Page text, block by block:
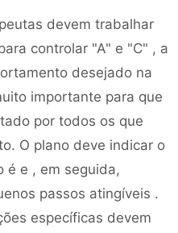
devem trabalhar
controlar "A" e "C" , a
desejado na
importante para que
por todos os que
O plano deve indicar o
é e , em seguida,
passos atingíveis .
específicas devem